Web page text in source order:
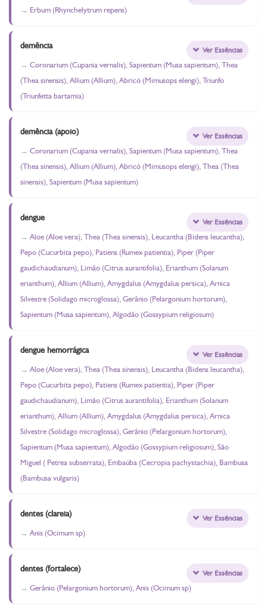
Erbum (Rhynchelytrum repens)
demência
Coronarium (Cupania vernalis), Sapientum (Musa sapientum), Thea
(Thea sinensis), Allium (Allium), Abricó (Mimusops elengi), Triunfo
(Triunfetta bartamia)
Ver Essências
demência (apoio)
Coronarium (Cupania vernalis), Sapientum (Musa sapientum), Thea
(Thea sinensis), Allium (Allium), Abricó (Mimusops elengi), Thea (Thea
sinensis), Sapientum (Musa sapientum)
Ver Essências
dengue
Aloe (Aloe vera), Thea (Thea sinensis), Leucantha (Bidens leucantha),
Pepo (Cucurbita pepo), Patiens (Rumex patientia), Piper (Piper
gaudichaudianum), Limão (Citrus aurantifolia), Erianthum (Solanum
erianthum), Allium (Allium), Amygdalus (Amygdalus persica), Arnica
Silvestre (Solidago microglossa), Gerânio (Pelargonium hortorum),
Sapientum (Musa sapientum), Algodão (Gossypium religiosum)
Ver Essências
dengue hemorrágica
Aloe (Aloe vera), Thea (Thea sinensis), Leucantha (Bidens leucantha),
Pepo (Cucurbita pepo), Patiens (Rumex patientia), Piper (Piper
gaudichaudianum), Limão (Citrus aurantifolia), Erianthum (Solanum
erianthum), Allium (Allium), Amygdalus (Amygdalus persica), Arnica
Silvestre (Solidago microglossa), Gerânio (Pelargonium hortorum),
Sapientum (Musa sapientum), Algodão (Gossypium religiosum), São
Miguel ( Petrea subserrata), Embaúba (Cecropia pachystachia), Bambusa
(Bambusa vulgaris)
Ver Essências
dentes (clareia)
Anis (Ocimum sp)
Ver Essências
dentes (fortalece)
Gerânio (Pelargonium hortorum), Anis (Ocimum sp)
Ver Essências